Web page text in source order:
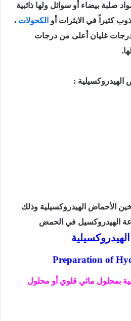
صلبة بيضاء أو سوائل ولها ذائبية
كثيراً في الايثرات أو الكحولات ،
غليان أعلى من درجات
الهيدروكسيلية :
الأحماض الهيدروكسيلية وذلك
الهيدروكسيل في الحمض
Preparation of
بمحلول مائي قلوي أو محلول